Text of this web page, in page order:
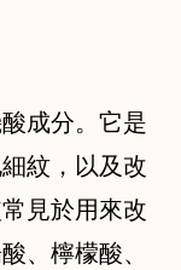
成分。它是
紋，以及改
見於用來改
、檸檬酸、